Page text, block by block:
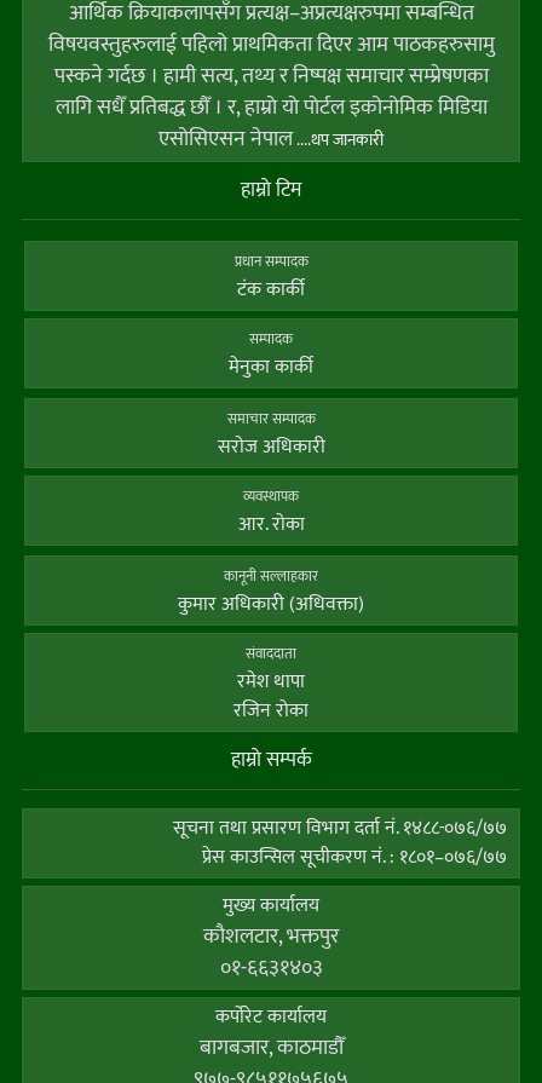
आर्थिक क्रियाकलापसँग प्रत्यक्ष–अप्रत्यक्षरुपमा सम्बन्धित
विषयवस्तुहरुलाई पहिलो प्राथमिकता दिएर आम पाठकहरुसामु
पस्कने गर्दछ । हामी सत्य, तथ्य र निष्पक्ष समाचार सम्प्रेषणका
लागि सधैँ प्रतिबद्ध छौँ । र, हाम्राे याे पाेर्टल इकोनोमिक मिडिया
एसोसिएसन नेपाल....थप जानकारी
हाम्राे टिम
प्रधान सम्पादक
टंक कार्की
सम्पादक
मेनुका कार्की
समाचार सम्पादक
सराेज अधिकारी
व्यवस्थापक
आर. राेका
कानूनी सल्लाहकार
कुमार अधिकारी (अधिवक्ता)
संवाददाता
रमेश थापा
रजिन रोका
हाम्राे सम्पर्क
सूचना तथा प्रसारण विभाग दर्ता नं. १४८८-०७६/७७
प्रेस काउन्सिल सूचीकरण नं. : १८०१–०७६/७७
मुख्य कार्यालय
कौशलटार, भक्तपुर
०१-६६३१४०३
कर्पाेरेट कार्यालय
बागबजार, काठमाडौँ